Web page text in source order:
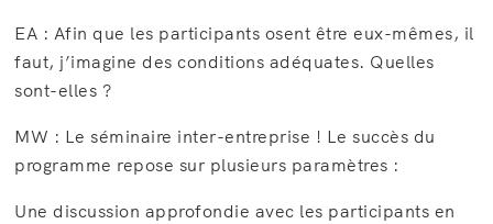
EA : Afin que les participants osent être eux-mêmes, il
faut, j’imagine des conditions adéquates. Quelles
sont-elles ?
MW : Le séminaire inter-entreprise ! Le succès du
programme repose sur plusieurs paramètres :
Une discussion approfondie avec les participants en